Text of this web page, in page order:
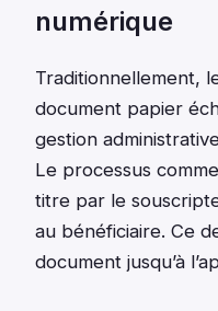
numérique
Traditionnellement,
document papier
gestion
Le processus
titre par le
au bénéficiaire. Ce
document jusqu’à